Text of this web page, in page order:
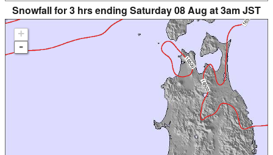
Snowfall for 3 hrs ending Saturday 08 Aug at 3am JST
+
-